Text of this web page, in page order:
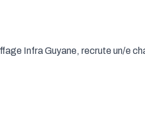
Infra Guyane, recrute un/e